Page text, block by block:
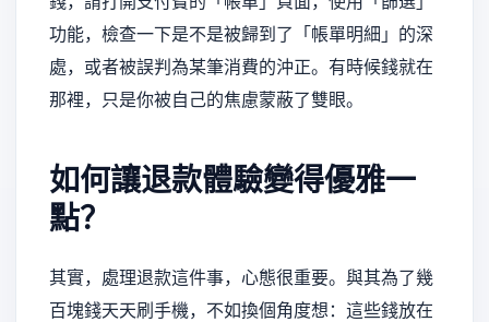
功能，檢查一下是不是被歸到了「帳單明細」的深
處，或者被誤判為某筆消費的沖正。有時候錢就在
那裡，只是你被自己的焦慮蒙蔽了雙眼。
如何讓退款體驗變得優雅一
點？
其實，處理退款這件事，心態很重要。與其為了幾
百塊錢天天刷手機，不如換個角度想：這些錢放在